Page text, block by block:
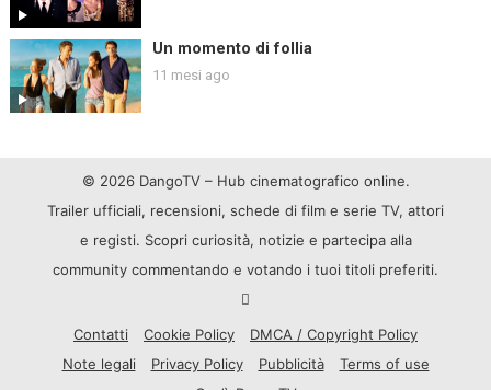
Un momento di follia
11 mesi ago
© 2026 DangoTV – Hub cinematografico online.
Trailer ufficiali, recensioni, schede di film e serie TV, attori
e registi. Scopri curiosità, notizie e partecipa alla
community commentando e votando i tuoi titoli preferiti.
Contatti Cookie Policy
DMCA / Copyright Policy
Note legali
Privacy Policy Pubblicità
Terms of use